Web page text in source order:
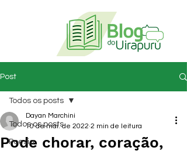
Post
Todos os posts
Poesia
Todos os posts
Pode chorar, coração,
Dayan Marchini
10 de mai. de 2022 2 min de leitura